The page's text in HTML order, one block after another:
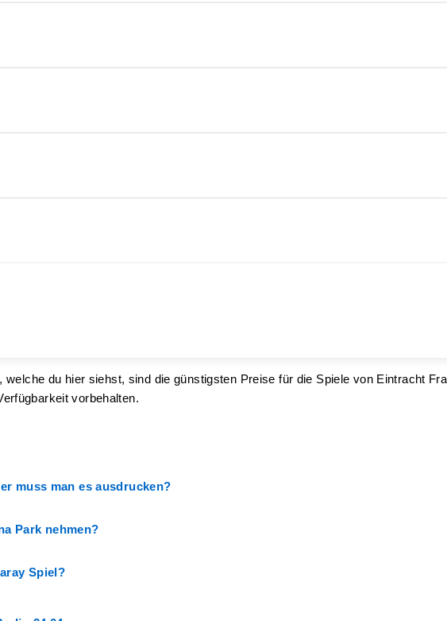
welche du hier siehst, sind die günstigsten Preise für die Spiele von Eintracht
vorbehalten.
muss man es ausdrucken?
Park nehmen?
Spiel?